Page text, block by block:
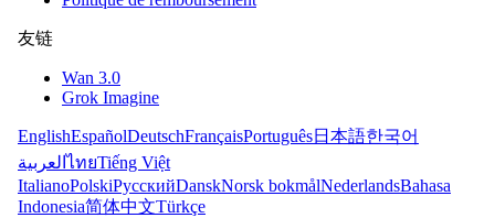
友链
Wan 3.0
Grok Imagine
EnglishEspañolDeutschFrançaisPortuguês日本語한국어
العربيةไทยTiếng Việt
ItalianoPolskiРусскийDanskNorsk bokmålNederlandsBahasa
Indonesia简体中文Türkçe